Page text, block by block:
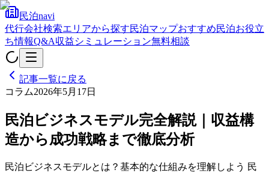
民泊navi
代行会社検索エリアから探す民泊マップおすすめ民泊お役立
ち情報Q&A収益シミュレーション無料相談
記事一覧に戻る
コラム2026年5月17日
民泊ビジネスモデル完全解説｜収益構
造から成功戦略まで徹底分析
民泊ビジネスモデルとは？基本的な仕組みを理解しよう 民